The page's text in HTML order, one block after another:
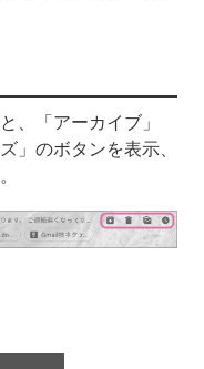
、「アーカイブ」
」のボタンを表示、